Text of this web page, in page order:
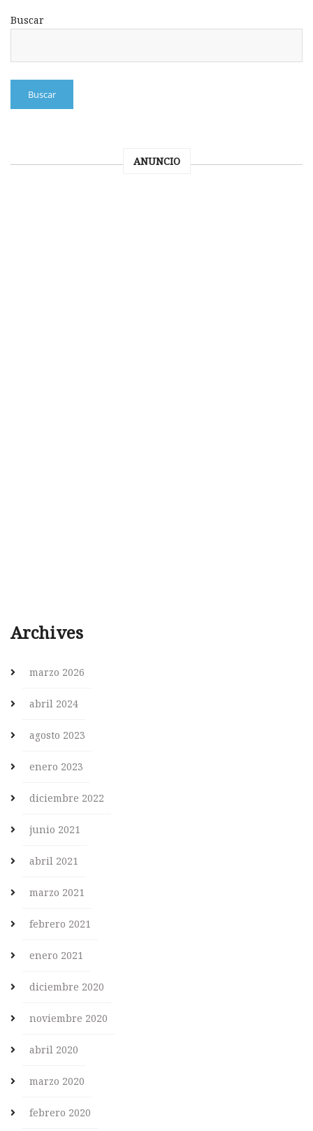
Buscar
Buscar
ANUNCIO
Archives
marzo 2026
abril 2024
agosto 2023
enero 2023
diciembre 2022
junio 2021
abril 2021
marzo 2021
febrero 2021
enero 2021
diciembre 2020
noviembre 2020
abril 2020
marzo 2020
febrero 2020